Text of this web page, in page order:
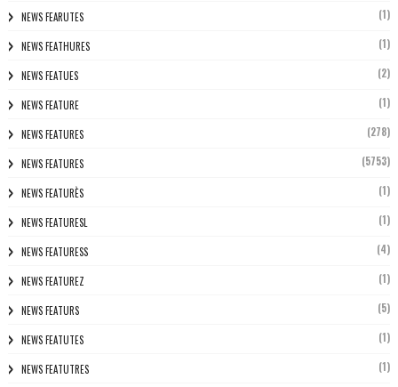
NEWS FEARUTES (1)
NEWS FEATHURES (1)
NEWS FEATUES (2)
NEWS FEATURE (1)
NEWS FEATURES (278)
NEWS FEATURES (5753)
NEWS FEATURÈS (1)
NEWS FEATURESL (1)
NEWS FEATURESS (4)
NEWS FEATUREZ (1)
NEWS FEATURS (5)
NEWS FEATUTES (1)
NEWS FEATUTRES (1)